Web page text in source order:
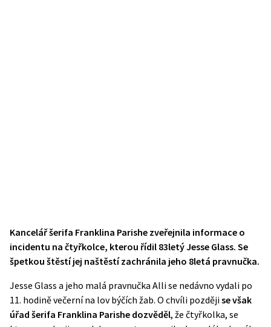
Kancelář šerifa Franklina Parishe zveřejnila informace o
incidentu na čtyřkolce, kterou řídil 83letý Jesse Glass. Se
špetkou štěstí jej naštěstí zachránila jeho 8letá pravnučka.
Jesse Glass a jeho malá pravnučka Alli se nedávno vydali po
11. hodině večerní na lov býčích žab. O chvíli pozdějise však
úřad šerifa Franklina Parishe dozvěděl, že čtyřkolka, se